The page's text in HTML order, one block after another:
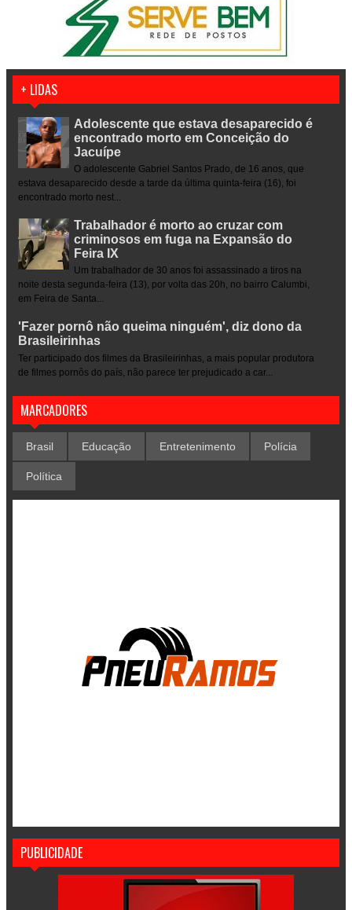
+ LIDAS
Adolescente que estava desaparecido é
encontrado morto em Conceição do
Jacuípe
O adolescente Gabriel Santos Prado, de 16 anos, que
estava desaparecido desde a tarde da última quinta-feira (16), foi
encontrado morto nest...
Trabalhador é morto ao cruzar com
criminosos em fuga na Expansão do
Feira IX
Um trabalhador de 30 anos foi assassinado a tiros na
noite desta segunda-feira (13), por volta das 20h, no bairro Calumbi,
em Feira de Santa...
'Fazer pornô não queima ninguém', diz dono da
Brasileirinhas
Ter participado dos filmes da Brasileirinhas, a mais popular produtora
de filmes pornôs do país, não parece ter prejudicado a car...
MARCADORES
Brasil Educação Entretenimento Polícia
Política
PUBLICIDADE